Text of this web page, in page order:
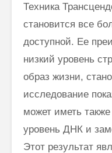
Техника
становится все
доступной. Ее
низкий уровень
образ жизни,
исследование
может иметь
уровень ДНК и
Этот результат